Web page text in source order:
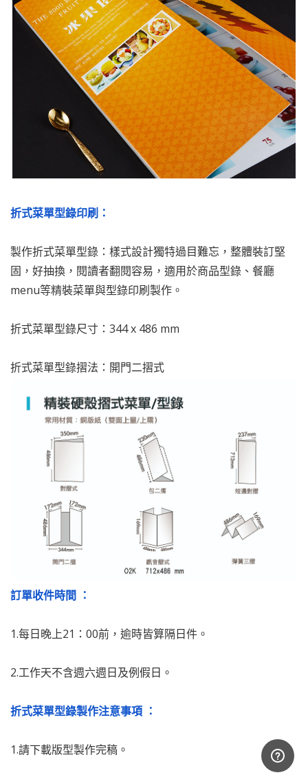
折式菜單型錄印刷：
製作折式菜單型錄：樣式設計獨特過目難忘，整體裝訂堅
固，好抽換，閱讀者翻閱容易，適用於商品型錄、餐廳
menu等精裝菜單與型錄印刷製作。
折式菜單型錄尺寸：344 x 486 mm
折式菜單型錄摺法：開門二摺式
訂單收件時間 ：
1.每日晚上21：00前，逾時皆算隔日件。
2.工作天不含週六週日及例假日。
折式菜單型錄製作注意事項 ：
1.請下載版型製作完稿。